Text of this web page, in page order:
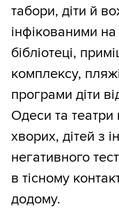
табори, діти й
інфікованими
бібліотеці,
комплексу,
програми діти
Одеси та театри
хворих, дітей з
негативного
в тісному
додому.